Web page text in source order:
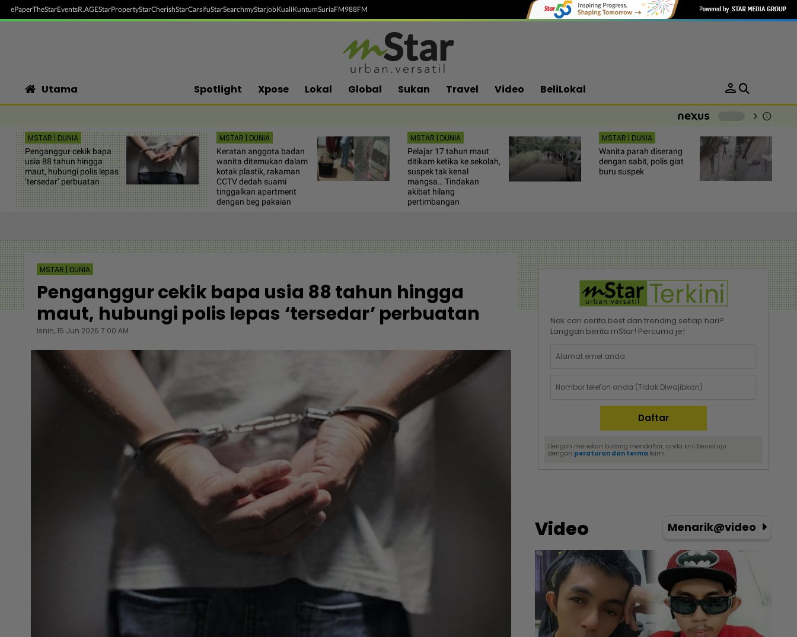
ePaperTheStarEventsR.AGEStarPropertyStarCherishStarCarsifuStarSearchmyStarjobKualiKuntumSuriaFM988FM
Utama Spotlight Xpose Lokal Global Sukan Travel Video BeliLokal person
chevron_right info
MSTAR | DUNIA
Penganggur cekik bapa
usia 88 tahun hingga
maut, hubungi polis lepas
‘tersedar’ perbuatan
MSTAR | DUNIA
Keratan anggota badan
wanita ditemukan dalam
kotak plastik, rakaman
CCTV dedah suami
tinggalkan apartment
dengan beg pakaian
MSTAR | DUNIA
Pelajar 17 tahun maut
ditikam ketika ke sekolah,
suspek tak kenal
mangsa… Tindakan
akibat hilang
pertimbangan
MSTAR | DUNIA
Wanita parah diserang
dengan sabit, polis giat
buru suspek
MSTAR | DUNIA
Penganggur cekik bapa usia 88 tahun hingga
maut, hubungi polis lepas ‘tersedar’ perbuatan
Isnin, 15 Jun 2026 7:00 AM
Nak cari cerita best dan trending setiap hari?
Langgan berita mStar! Percuma je!
Dengan menekan butang mendaftar, anda kini bersetuju
dengan peraturan dan terma kami.
Video Menarik@video